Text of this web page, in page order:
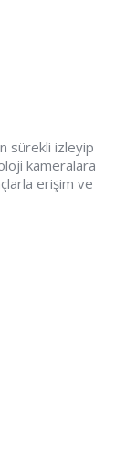
sürekli izleyip
kameralara
erişim ve